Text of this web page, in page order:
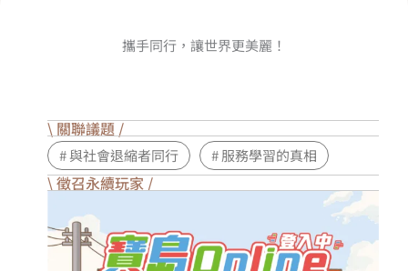
攜手同行，讓世界更美麗！
\ 關聯議題 /
# 與社會退縮者同行 # 服務學習的真相
\ 徵召永續玩家 /